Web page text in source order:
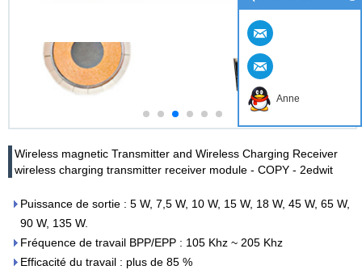
Wireless magnetic Transmitter and Wireless Charging Receiver
wireless charging transmitter receiver module - COPY - 2edwit
Puissance de sortie : 5 W, 7,5 W, 10 W, 15 W, 18 W, 45 W, 65 W,
90 W, 135 W.
Fréquence de travail BPP/EPP : 105 Khz ~ 205 Khz
Efficacité du travail : plus de 85 %
Anne